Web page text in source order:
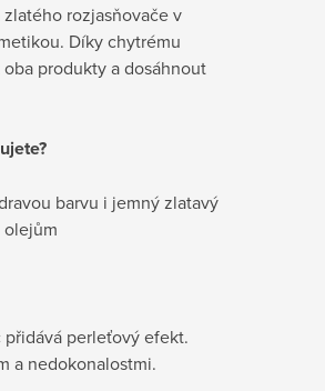
rozjasňovače v
Díky chytrému
produkty a dosáhnout
barvu i jemný zlatavý
perleťový efekt.
a nedokonalostmi.